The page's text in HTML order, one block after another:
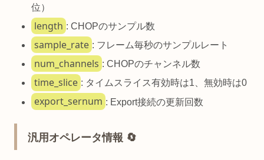
位）
length : CHOPのサンプル数
sample_rate : フレーム毎秒のサンプルレート
num_channels : CHOPのチャンネル数
time_slice : タイムスライス有効時は1、無効時は0
export_sernum : Export接続の更新回数
汎用オペレータ情報 🔄